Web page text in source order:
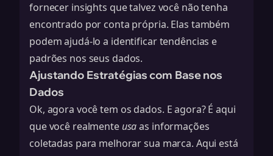
fornecer insights que talvez você não tenha
encontrado por conta própria. Elas também
podem ajudá-lo a identificar tendências e
padrões nos seus dados.
Ajustando Estratégias com Base nos
Dados
Ok, agora você tem os dados. E agora? É aqui
que você realmente usaas informações
coletadas para melhorar sua marca. Aqui está